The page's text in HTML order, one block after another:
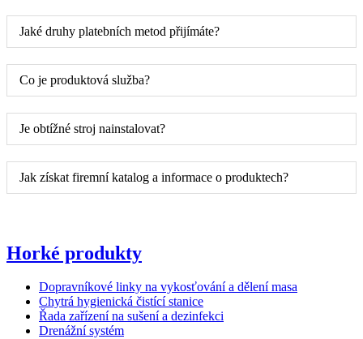
Jaké druhy platebních metod přijímáte?
Co je produktová služba?
Je obtížné stroj nainstalovat?
Jak získat firemní katalog a informace o produktech?
Horké produkty
Dopravníkové linky na vykosťování a dělení masa
Chytrá hygienická čistící stanice
Řada zařízení na sušení a dezinfekci
Drenážní systém